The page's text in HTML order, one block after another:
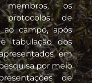
os
protocolos de
ao campo, após
tabulação dos
em
por meio
de